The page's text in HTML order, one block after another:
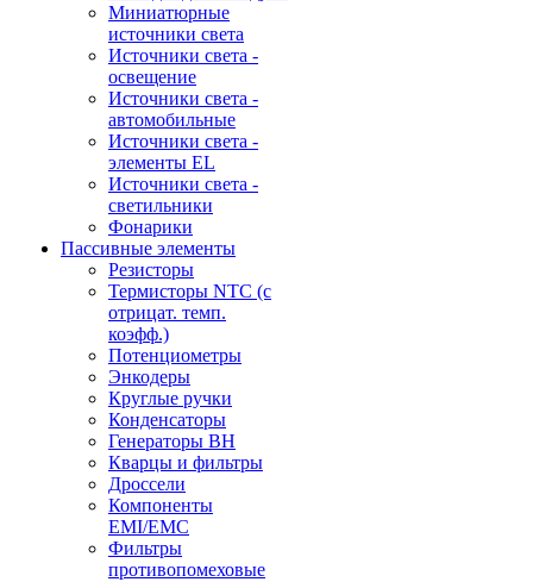
Миниатюрные
источники света
Источники света -
освещение
Источники света -
автомобильные
Источники света -
элементы EL
Источники света -
светильники
Фонарики
Пассивные элементы
Резисторы
Термисторы NTC (с
отрицат. темп.
коэфф.)
Потенциометры
Энкодеры
Круглые ручки
Конденсаторы
Генераторы ВН
Кварцы и фильтры
Дроссели
Компоненты
EMI/EMC
Фильтры
противопомеховые